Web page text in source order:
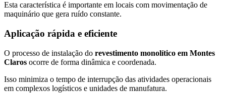
Esta característica é importante em locais com movimentação de
maquinário que gera ruído constante.
Aplicação rápida e eficiente
O processo de instalação do revestimento monolítico em Montes
Claros ocorre de forma dinâmica e coordenada.
Isso minimiza o tempo de interrupção das atividades operacionais
em complexos logísticos e unidades de manufatura.